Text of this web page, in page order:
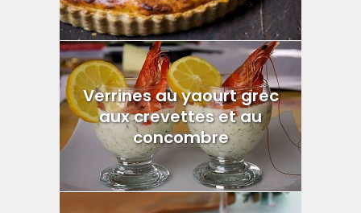
Verrines au yaourt grec
aux crevettes et au
concombre